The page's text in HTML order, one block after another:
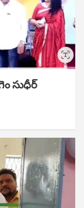
సుధీర్